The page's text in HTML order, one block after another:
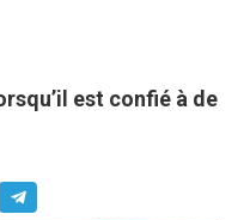
est confié à de